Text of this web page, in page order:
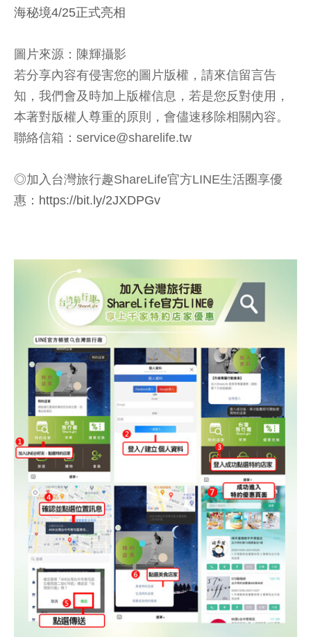
海秘境4/25正式亮相
圖片來源：陳輝攝影
若分享內容有侵害您的圖片版權，請來信留言告
知，我們會及時加上版權信息，若是您反對使用，
本著對版權人尊重的原則，會儘速移除相關內容。
聯絡信箱：service@sharelife.tw
◎加入台灣旅行趣ShareLife官方LINE生活圈享優
惠： https://bit.ly/2JXDPGv